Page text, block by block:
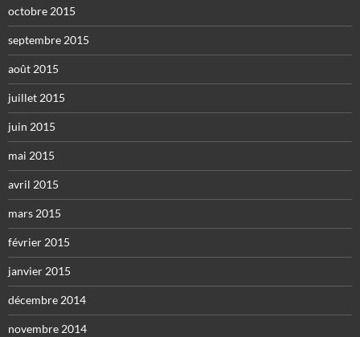
octobre 2015
septembre 2015
août 2015
juillet 2015
juin 2015
mai 2015
avril 2015
mars 2015
février 2015
janvier 2015
décembre 2014
novembre 2014